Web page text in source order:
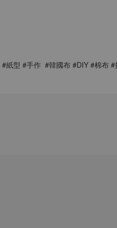
型 #手作  #韓國布 #DIY #棉布